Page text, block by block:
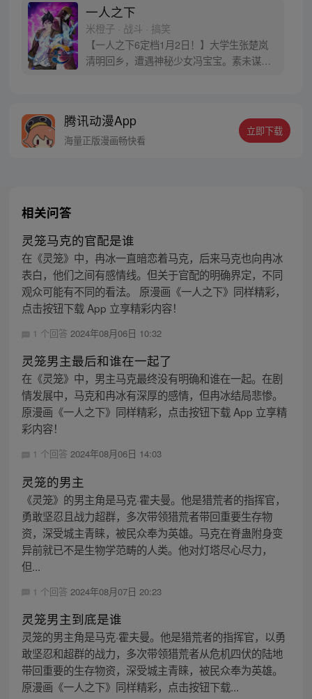
一人之下
米橙子 · 战斗 · 搞笑
【一人之下6定档1月2日！】大学生张楚岚
清明回乡，遭遇神秘少女冯宝宝。素未谋面
密，张楚岚的生活被彻底颠覆，与冯宝宝一
同踏上“异人”之旅。
腾讯动漫App
海量正版漫画畅快看
立即下载
相关问答
灵笼马克的官配是谁
在《灵笼》中，冉冰一直暗恋着马克，后来马克也向冉冰
表白，他们之间有感情线。但关于官配的明确界定，不同
观众可能有不同的看法。 原漫画《一人之下》同样精彩，
点击按钮下载 App 立享精彩内容！
1 个回答 2024年08月06日 10:32
灵笼男主最后和谁在一起了
在《灵笼》中，男主马克最终没有明确和谁在一起。在剧
情发展中，马克和冉冰有深厚的感情，但冉冰结局悲惨。
原漫画《一人之下》同样精彩，点击按钮下载 App 立享精
彩内容！
1 个回答 2024年08月06日 14:03
灵笼的男主
《灵笼》的男主角是马克·霍夫曼。他是猎荒者的指挥官，
勇敢坚忍且战力超群，多次带领猎荒者带回重要生存物
资，深受城主青睐，被民众奉为英雄。马克在脊蛊附身变
异前就已不是生物学范畴的人类。他对灯塔尽心尽力，
但...
1 个回答 2024年08月07日 20:23
灵笼男主到底是谁
灵笼的男主角是马克·霍夫曼。他是猎荒者的指挥官，以勇
敢坚忍和超群的战力，多次带领猎荒者从危机四伏的陆地
带回重要的生存物资，深受城主青睐，被民众奉为英雄。
原漫画《一人之下》同样精彩，点击按钮下载...